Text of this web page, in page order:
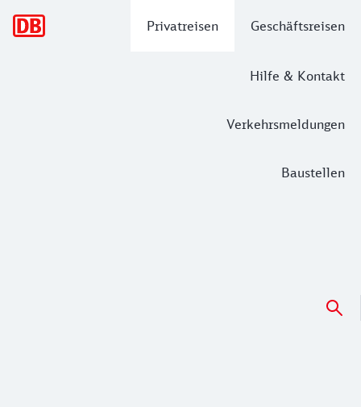
Privatreisen Geschäftsreisen
Hilfe & Kontakt
Verkehrsmeldungen
Baustellen